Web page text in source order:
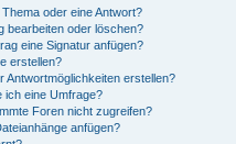
oder eine Antwort?
bearbeiten oder löschen?
eine Signatur anfügen?
erstellen?
Antwortmöglichkeiten erstellen?
ich eine Umfrage?
Foren nicht zugreifen?
anfügen?